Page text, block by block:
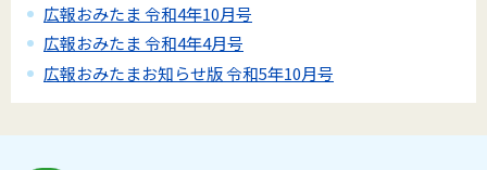
広報おみたま 令和4年10月号
広報おみたま 令和4年4月号
広報おみたまお知らせ版 令和5年10月号